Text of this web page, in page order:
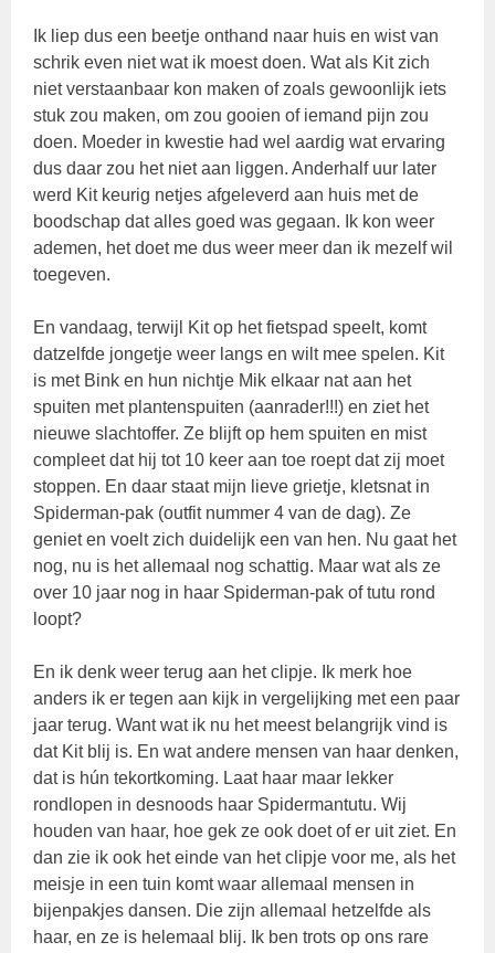
Ik liep dus een beetje onthand naar huis en wist van
schrik even niet wat ik moest doen. Wat als Kit zich
niet verstaanbaar kon maken of zoals gewoonlijk iets
stuk zou maken, om zou gooien of iemand pijn zou
doen. Moeder in kwestie had wel aardig wat ervaring
dus daar zou het niet aan liggen. Anderhalf uur later
werd Kit keurig netjes afgeleverd aan huis met de
boodschap dat alles goed was gegaan. Ik kon weer
ademen, het doet me dus weer meer dan ik mezelf wil
toegeven.
En vandaag, terwijl Kit op het fietspad speelt, komt
datzelfde jongetje weer langs en wilt mee spelen. Kit
is met Bink en hun nichtje Mik elkaar nat aan het
spuiten met plantenspuiten (aanrader!!!) en ziet het
nieuwe slachtoffer. Ze blijft op hem spuiten en mist
compleet dat hij tot 10 keer aan toe roept dat zij moet
stoppen. En daar staat mijn lieve grietje, kletsnat in
Spiderman-pak (outfit nummer 4 van de dag). Ze
geniet en voelt zich duidelijk een van hen. Nu gaat het
nog, nu is het allemaal nog schattig. Maar wat als ze
over 10 jaar nog in haar Spiderman-pak of tutu rond
loopt?
En ik denk weer terug aan het clipje. Ik merk hoe
anders ik er tegen aan kijk in vergelijking met een paar
jaar terug. Want wat ik nu het meest belangrijk vind is
dat Kit blij is. En wat andere mensen van haar denken,
dat is hún tekortkoming. Laat haar maar lekker
rondlopen in desnoods haar Spidermantutu. Wij
houden van haar, hoe gek ze ook doet of er uit ziet. En
dan zie ik ook het einde van het clipje voor me, als het
meisje in een tuin komt waar allemaal mensen in
bijenpakjes dansen. Die zijn allemaal hetzelfde als
haar, en ze is helemaal blij. Ik ben trots op ons rare